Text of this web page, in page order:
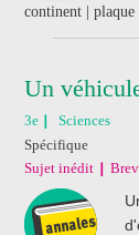
continent | plaque
Un
3e
Sciences
Spécifique
Sujet inédit